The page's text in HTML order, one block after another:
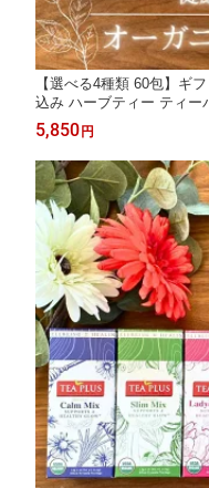
【選べる4種類 60包】ギ
込み ハーブティー ティー
ニック 健康茶 安眠 癒し
ント モリンガ ルイボス茶
5,850円